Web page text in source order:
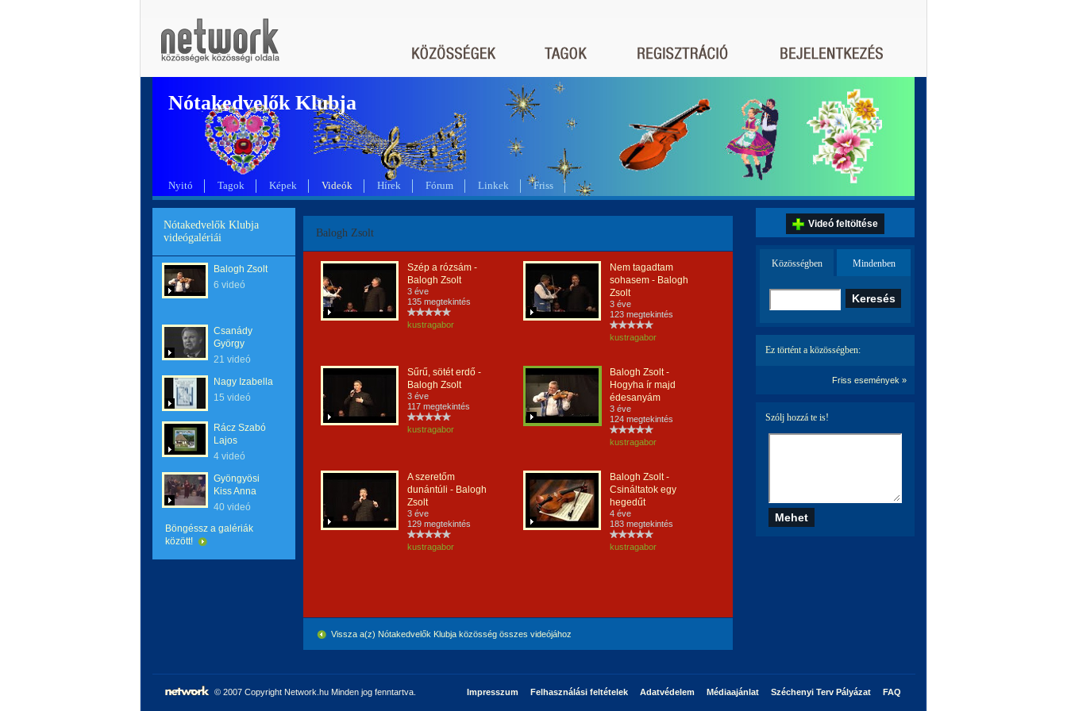
Nótakedvelők Klubja
Nyitó Tagok Képek Videók Hírek Fórum Linkek Friss
Nótakedvelők Klubja
videógalériái
Balogh Zsolt
6 videó
Csanády
György
21 videó
Nagy Izabella
15 videó
Rácz Szabó
Lajos
4 videó
Gyöngyösi
Kiss Anna
40 videó
Böngéssz a galériák
között!
Balogh Zsolt
Szép a rózsám -
Balogh Zsolt
3 éve
135 megtekintés
kustragabor
Nem tagadtam
sohasem - Balogh
Zsolt
3 éve
123 megtekintés
kustragabor
Sűrű, sötét erdő -
Balogh Zsolt
3 éve
117 megtekintés
kustragabor
Balogh Zsolt -
Hogyha ír majd
édesanyám
3 éve
124 megtekintés
kustragabor
A szeretőm
dunántúli - Balogh
Zsolt
3 éve
129 megtekintés
kustragabor
Balogh Zsolt -
Csináltatok egy
hegedűt
4 éve
183 megtekintés
kustragabor
Vissza a(z) Nótakedvelők Klubja közösség összes videójához
Videó feltöltése
Közösségben Mindenben
Ez történt a közösségben:
Friss események »
Szólj hozzá te is!
© 2007 Copyright Network.hu Minden jog fenntartva. Impresszum Felhasználási feltételek Adatvédelem Médiaajánlat Széchenyi Terv Pályázat FAQ